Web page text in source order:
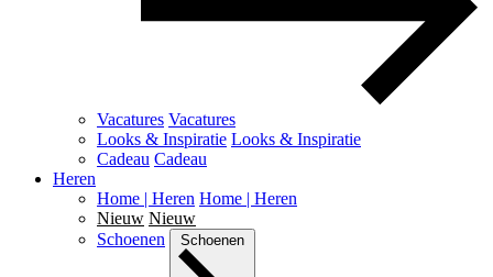
Vacatures Vacatures
Looks & Inspiratie Looks & Inspiratie
Cadeau Cadeau
Heren
Home | Heren Home | Heren
Nieuw Nieuw
Schoenen
Schoenen